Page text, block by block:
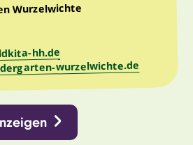
Wurzelwichte
hh.de
wurzelwichte.de